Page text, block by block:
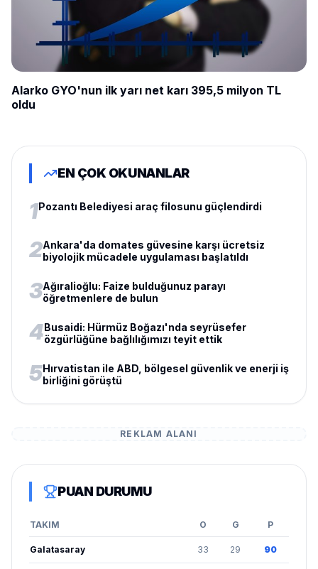
Alarko GYO'nun ilk yarı net karı 395,5 milyon TL
oldu
EN ÇOK OKUNANLAR
1Pozantı Belediyesi araç filosunu güçlendirdi
2Ankara'da domates güvesine karşı ücretsiz
biyolojik mücadele uygulaması başlatıldı
3Ağıralioğlu: Faize bulduğunuz parayı
öğretmenlere de bulun
4Busaidi: Hürmüz Boğazı'nda seyrüsefer
özgürlüğüne bağlılığımızı teyit ettik
5Hırvatistan ile ABD, bölgesel güvenlik ve enerji iş
birliğini görüştü
REKLAM ALANI
PUAN DURUMU
TAKIM O G P
Galatasaray 33 29 90